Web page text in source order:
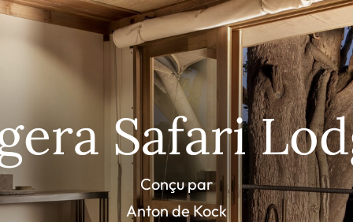
Safari
Conçu par
Anton de Kock